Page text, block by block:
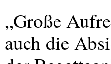
„Große
auch die